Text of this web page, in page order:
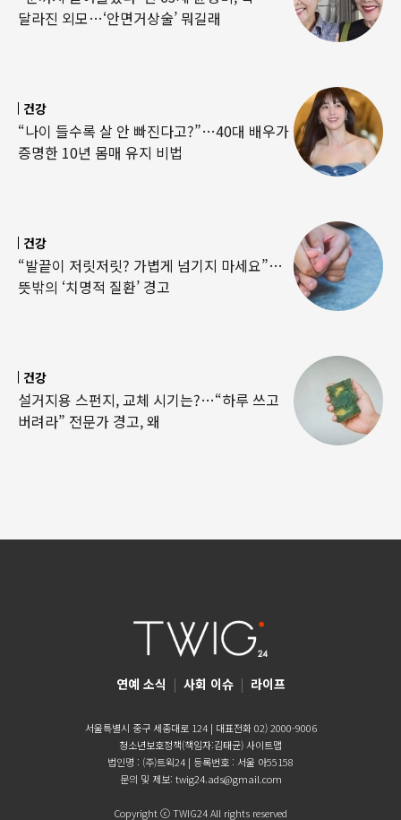
달라진 외모…‘안면거상술’ 뭐길래
건강
“나이 들수록 살 안 빠진다고?”…40대 배우가
증명한 10년 몸매 유지 비법
건강
“발끝이 저릿저릿? 가볍게 넘기지 마세요”…
뜻밖의 ‘치명적 질환’ 경고
건강
설거지용 스펀지, 교체 시기는?…“하루 쓰고
버려라” 전문가 경고, 왜
연예 소식 | 사회 이슈 | 라이프
서울특별시 중구 세종대로 124 | 대표전화 02) 2000-9006
청소년보호정책(책임자:김태균)사이트맵
법인명 : (주)트윅24 | 등록번호 : 서울 아55158
문의 및 제보: twig24.ads@gmail.com
Copyright ⓒ TWIG24 All rights reserved